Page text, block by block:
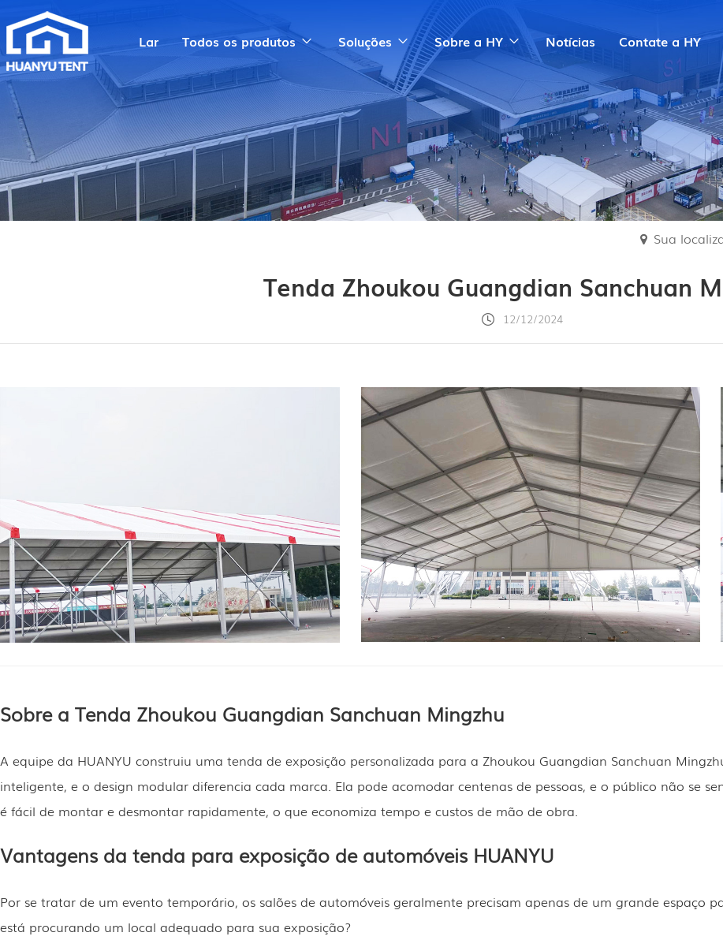
Lar Todos os produtos Soluções Sobre a HY Notícias Contate a HY
Sua
Tenda Zhoukou Guangdian Sanchuan
12/12/2024
Sobre a Tenda Zhoukou Guangdian Sanchuan Mingzhu
A equipe da HUANYU construiu uma tenda de exposição personalizada para a Zhoukou Guangdian Sanchuan
inteligente, e o design modular diferencia cada marca. Ela pode acomodar centenas de pessoas, e o público não se
é fácil de montar e desmontar rapidamente, o que economiza tempo e custos de mão de obra.
Vantagens da tenda para exposição de automóveis HUANYU
Por se tratar de um evento temporário, os salões de automóveis geralmente precisam apenas de um grande espaço
está procurando um local adequado para sua exposição?